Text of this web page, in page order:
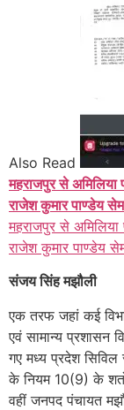
Also Read
महराजपुर से
राजेश कुमार पाण्डेय
महराजपुर से
राजेश कुमार पाण्डेय
संजय सिंह मझौली
एक तरफ जहां कई
एवं सामान्य प्रशासन
गए मध्य प्रदेश
के नियम 10(9) के
वहीं जनपद पंचायत